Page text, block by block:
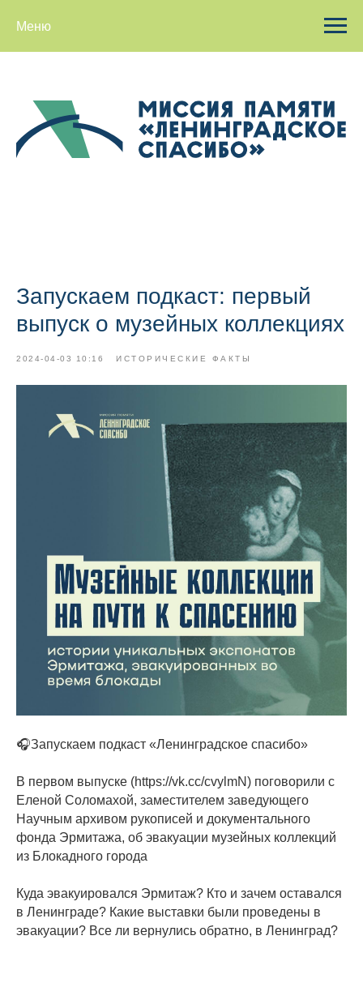
Меню
Запускаем подкаст: первый
выпуск о музейных коллекциях
2024-04-03 10:16 ИСТОРИЧЕСКИЕ ФАКТЫ
🎧Запускаем подкаст «Ленинградское спасибо»
В первом выпуске (https://vk.cc/cvylmN) поговорили с
Еленой Соломахой, заместителем заведующего
Научным архивом рукописей и документального
фонда Эрмитажа, об эвакуации музейных коллекций
из Блокадного города
Куда эвакуировался Эрмитаж? Кто и зачем оставался
в Ленинграде? Какие выставки были проведены в
эвакуации? Все ли вернулись обратно, в Ленинград?